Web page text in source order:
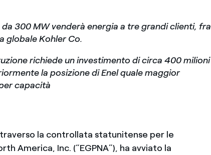
300 MW venderà energia a tre grandi clienti, fra
globale Kohler Co.
richiede un investimento di circa 400 milioni
la posizione di Enel quale maggior
capacità
la controllata statunitense per le
America, Inc. (“EGPNA”), ha avviato la